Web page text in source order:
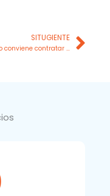
SITUGIENTE
¿Cuándo conviene contratar una empresa para mejorar tu historial crediticio?